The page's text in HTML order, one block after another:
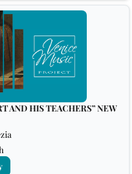
AND HIS TEACHERS” NEW